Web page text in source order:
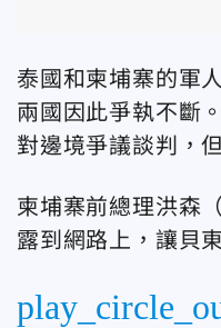
泰國和柬埔寨的軍
兩國因此爭執不斷
對邊境爭議談判，
柬埔寨前總理洪森
露到網路上，讓貝